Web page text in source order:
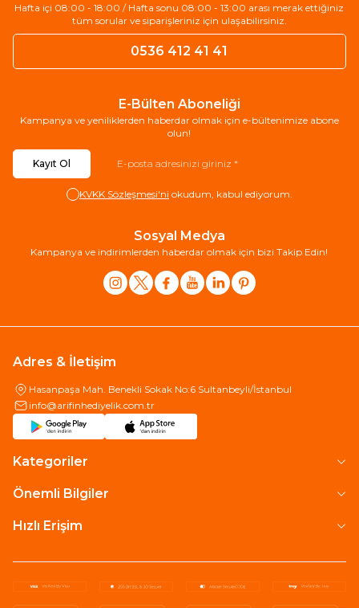
Hafta içi 08:00 - 18:00 / Hafta sonu 08:00 - 13:00 arası merak ettiğiniz
tüm sorular ve siparişleriniz için ulaşabilirsiniz.
0536 412 41 41
E-Bülten Aboneliği
Kampanya ve yeniliklerden haberdar olmak için e-bültenimize abone
olun!
Kayıt Ol
KVKK Sözleşmesi'ni okudum, kabul ediyorum.
Sosyal Medya
Kampanya ve indirimlerden haberdar olmak için bizi Takip Edin!
Adres & İletişim
Hasanpaşa Mah. Benekli Sokak No:6 Sultanbeyli/İstanbul
info@arifinhediyelik.com.tr
Kategoriler
Önemli Bilgiler
Hızlı Erişim